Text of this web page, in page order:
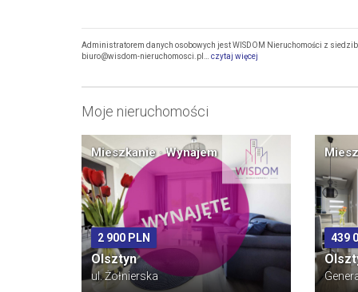
Administratorem danych osobowych jest WISDOM Nieruchomości z
biuro@wisdom-nieruchomosci.pl… czytaj więcej
Moje nieruchomości
Mieszkanie · Wynajem
2 900 PLN
Olsztyn
ul. Żołnierska
439